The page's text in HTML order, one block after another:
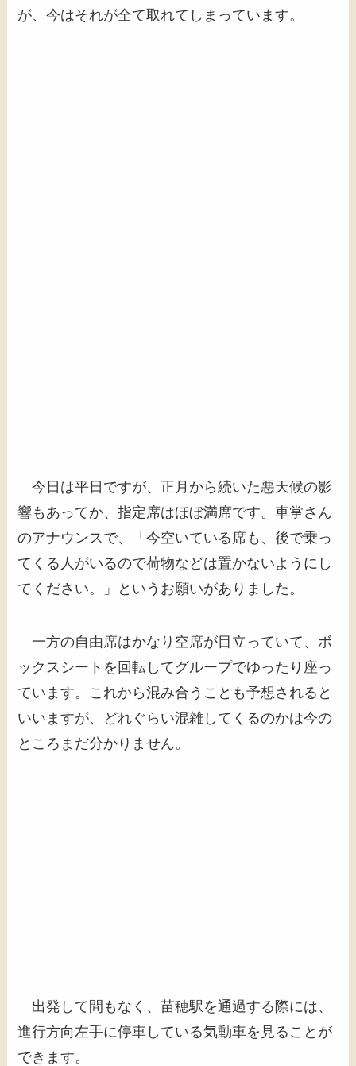
が、今はそれが全て取れてしまっています。
今日は平日ですが、正月から続いた悪天候の影
響もあってか、指定席はほぼ満席です。車掌さん
のアナウンスで、「今空いている席も、後で乗っ
てくる人がいるので荷物などは置かないようにし
てください。」というお願いがありました。
一方の自由席はかなり空席が目立っていて、ボ
ックスシートを回転してグループでゆったり座っ
ています。これから混み合うことも予想されると
いいますが、どれぐらい混雑してくるのかは今の
ところまだ分かりません。
出発して間もなく、苗穂駅を通過する際には、
進行方向左手に停車している気動車を見ることが
できます。